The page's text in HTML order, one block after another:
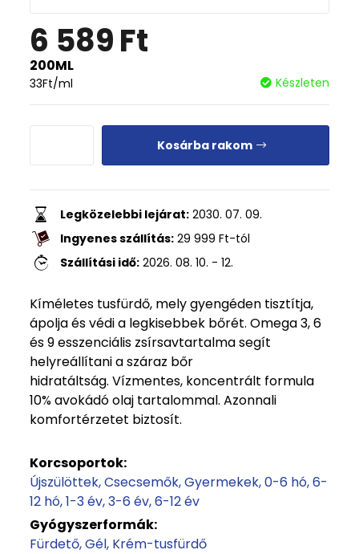
6 589Ft
200ML
33Ft/ml Készleten
Kosárba rakom
Legközelebbi lejárat: 2030. 07. 09.
Ingyenes szállítás: 29 999 Ft-tól
Szállítási idő: 2026. 08. 10. - 12.
Kíméletes tusfürdő, mely gyengéden tisztítja,
ápolja és védi a legkisebbek bőrét. Omega 3, 6
és 9 esszenciális zsírsavtartalma segít
helyreállítani a száraz bőr
hidratáltság. Vízmentes, koncentrált formula
10% avokádó olaj tartalommal. Azonnali
komfortérzetet biztosít.
Korcsoportok:
Újszülöttek Csecsemők Gyermekek 0-6 hó 6-
12 hó 1-3 év 3-6 év 6-12 év
Gyógyszerformák:
Fürdető Gél Krém-tusfürdő